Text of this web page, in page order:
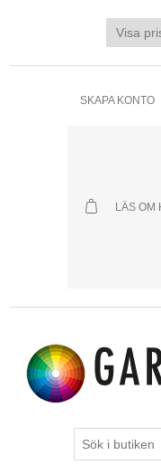
SKAPA KONTO
LÄS OM